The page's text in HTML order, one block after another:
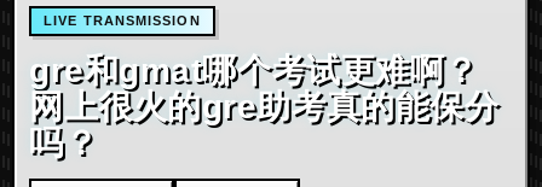
LIVE TRANSMISSION
gre和gmat哪个考试更难啊？
网上很火的gre助考真的能保分
吗？